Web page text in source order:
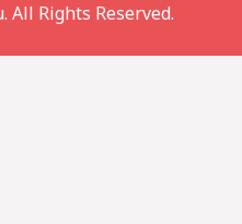
All Rights Reserved.